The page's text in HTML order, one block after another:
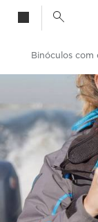
Binóculos